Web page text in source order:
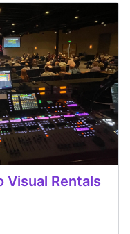
Visual Rentals